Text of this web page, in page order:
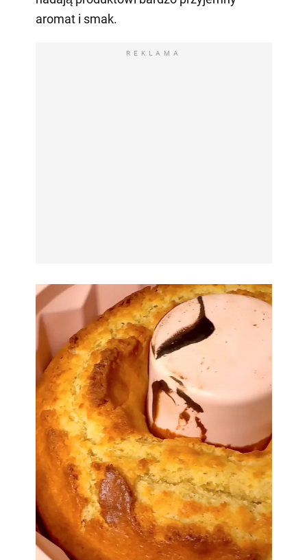
aromat i smak.
REKLAMA